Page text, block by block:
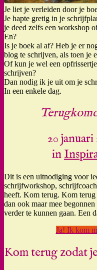
Je liet je verleiden door je
Je hapte gretig in je
je deed zelfs een workshop
En?
Is je boek al af? Heb je er
blog te schrijven, als toen je
Of kun je wel een
schrijven?
Dan nodig ik je uit om je
In een enkele dag.
20 januari
in
Dit is een uitnodiging voor
schrijfworkshop,
heeft. Kom terug. Kom
dan ook maar mee
verder te kunnen gaan. Een
Ja! Ik kom
Kom terug zodat